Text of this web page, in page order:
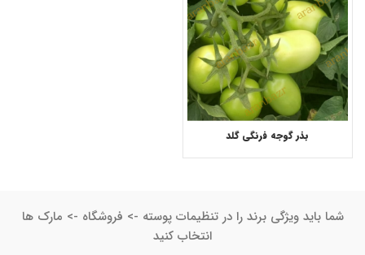
بذر گوجه فرنگی گلد
شما باید ویژگی برند را در تنظیمات پوسته -> فروشگاه -> مارک ها
انتخاب کنید